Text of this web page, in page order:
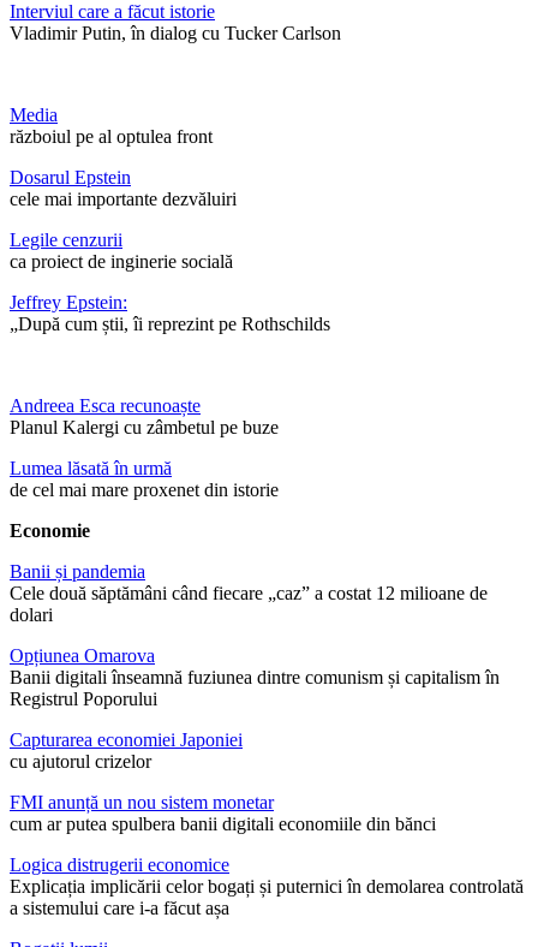
Interviul care a făcut istorie
Vladimir Putin, în dialog cu Tucker Carlson
Media
războiul pe al optulea front
Dosarul Epstein
cele mai importante dezvăluiri
Legile cenzurii
ca proiect de inginerie socială
Jeffrey Epstein:
„După cum știi, îi reprezint pe Rothschilds
Andreea Esca recunoaște
Planul Kalergi cu zâmbetul pe buze
Lumea lăsată în urmă
de cel mai mare proxenet din istorie
Economie
Banii și pandemia
Cele două săptămâni când fiecare „caz” a costat 12 milioane de
dolari
Opțiunea Omarova
Banii digitali înseamnă fuziunea dintre comunism și capitalism în
Registrul Poporului
Capturarea economiei Japoniei
cu ajutorul crizelor
FMI anunță un nou sistem monetar
cum ar putea spulbera banii digitali economiile din bănci
Logica distrugerii economice
Explicația implicării celor bogați și puternici în demolarea controlată
a sistemului care i-a făcut așa